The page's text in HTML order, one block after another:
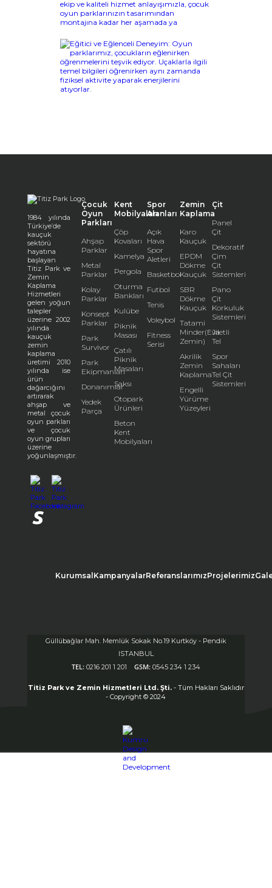
1984 yılında
Türkiye’de
kauçuk
sektörü
hayatına
başlayan
Titiz Park ve
Zemin
Kaplama
Hizmetleri
gelen yoğun
talepler
üzerine 2002
yılında
kauçuk
zemin
kaplama
üretimi 2010
yılında ise
ürün
dağarcığını
artırarak
ahşap ve
metal çocuk
oyun parkları
ve çocuk
oyun grupları
üzerine
yoğunlaşmıştır.
Çocuk
Oyun
Parkları
Ahşap
Parklar
Metal
Parklar
Kolay
Parklar
Konsept
Parklar
Park
Survivor
Park
Ekipmanları
Donanımlar
Yedek
Parça
Kent
Mobilyaları
Çöp
Kovaları
Kamelya
Pergola
Oturma
Bankları
Kulübe
Piknik
Masası
Çatılı
Piknik
Masaları
Saksı
Otopark
Ürünleri
Beton
Kent
Mobilyaları
Spor
Alanları
Açık
Hava
Spor
Aletleri
Basketbol
Futbol
Tenis
Voleybol
Fitness
Serisi
Zemin
Kaplama
Karo
Kauçuk
EPDM
Dökme
Kauçuk
SBR
Dökme
Kauçuk
Tatami
Minder(Eva
Zemin)
Akrilik
Zemin
Kaplama
Engelli
Yürüme
Yüzeyleri
Çit
Panel
Çit
Dekoratif
Çim
Çit
Sistemleri
Pano
Çit
Korkuluk
Sistemleri
Jiletli
Tel
Spor
Sahaları
Tel Çit
Sistemleri
Kurumsal KampanyalarReferanslarımızProjelerimiz
Güllübağlar Mah. Memlük Sokak No.19 Kurtköy - Pendik
ISTANBUL
TEL:0216 201 1 201 GSM:0545 234 1 234
Titiz Park ve Zemin Hizmetleri Ltd. Şti. - Tüm Hakları Saklıdır
- Copyright © 2024